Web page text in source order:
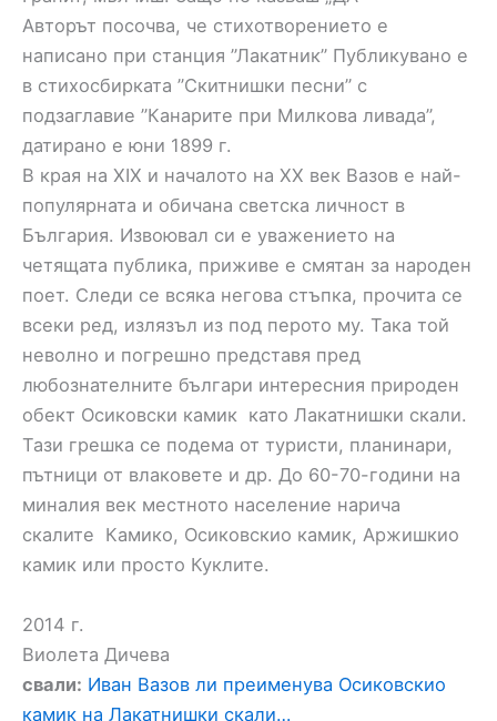
Авторът посочва, че стихотворението е
написано при станция ”Лакатник” Публикувано е
в стихосбирката ”Скитнишки песни” с
подзаглавие ”Канарите при Милкова ливада”,
датирано е юни 1899 г.
В края на XIX и началото на XX век Вазов е най-
популярната и обичана светска личност в
България. Извоювал си е уважението на
четящата публика, приживе е смятан за народен
поет. Следи се всяка негова стъпка, прочита се
всеки ред, излязъл из под перото му. Така той
неволно и погрешно представя пред
любознателните българи интересния природен
обект Осиковски камик като Лакатнишки скали.
Тази грешка се подема от туристи, планинари,
пътници от влаковете и др. До 60-70-години на
миналия век местното население нарича
скалите Камико, Осиковскио камик, Аржишкио
камик или просто Куклите.
2014 г.
Виолета Дичева
свали: Иван Вазов ли преименува Осиковскио
камик на Лакатнишки скали…